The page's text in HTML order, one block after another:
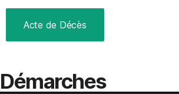
Acte de Décès
Démarches